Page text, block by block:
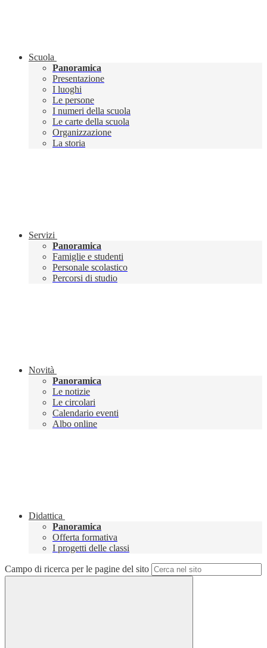
Scuola
Panoramica
Presentazione
I luoghi
Le persone
I numeri della scuola
Le carte della scuola
Organizzazione
La storia
Servizi
Panoramica
Famiglie e studenti
Personale scolastico
Percorsi di studio
Novità
Panoramica
Le notizie
Le circolari
Calendario eventi
Albo online
Didattica
Panoramica
Offerta formativa
I progetti delle classi
Campo di ricerca per le pagine del sito